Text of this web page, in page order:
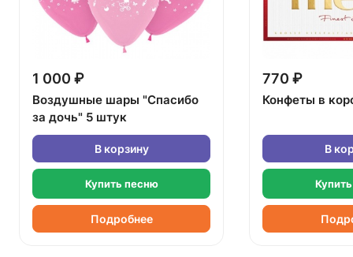
1 000 ₽
Воздушные шары "Спасибо
за дочь" 5 штук
В корзину
Купить песню
Подробнее
770 ₽
Конфеты в
В